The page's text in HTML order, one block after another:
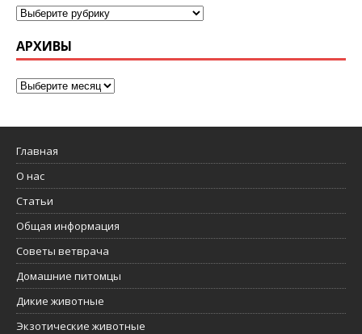
АРХИВЫ
Главная
О нас
Статьи
Общая информация
Советы ветврача
Домашние питомцы
Дикие животные
Экзотические животные